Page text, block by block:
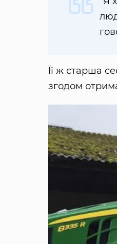
Її ж старша
згодом